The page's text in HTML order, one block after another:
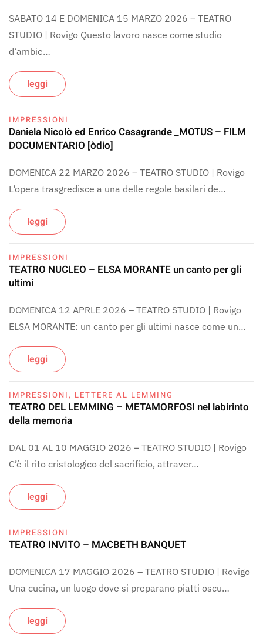
SABATO 14 E DOMENICA 15 MARZO 2026 – TEATRO
STUDIO | Rovigo Questo lavoro nasce come studio
d‘ambie…
leggi
IMPRESSIONI
Daniela Nicolò ed Enrico Casagrande _MOTUS – FILM
DOCUMENTARIO [òdio]
DOMENICA 22 MARZO 2026 – TEATRO STUDIO | Rovigo
L‘opera trasgredisce a una delle regole basilari de…
leggi
IMPRESSIONI
TEATRO NUCLEO – ELSA MORANTE un canto per gli
ultimi
DOMENICA 12 APRLE 2026 – TEATRO STUDIO | Rovigo
ELSA MORANTE: un canto per gli ultimi nasce come un…
leggi
IMPRESSIONI, LETTERE AL LEMMING
TEATRO DEL LEMMING – METAMORFOSI nel labirinto
della memoria
DAL 01 AL 10 MAGGIO 2026 – TEATRO STUDIO | Rovigo
C’è il rito cristologico del sacrificio, attraver…
leggi
IMPRESSIONI
TEATRO INVITO – MACBETH BANQUET
DOMENICA 17 MAGGIO 2026 – TEATRO STUDIO | Rovigo
Una cucina, un luogo dove si preparano piatti oscu…
leggi